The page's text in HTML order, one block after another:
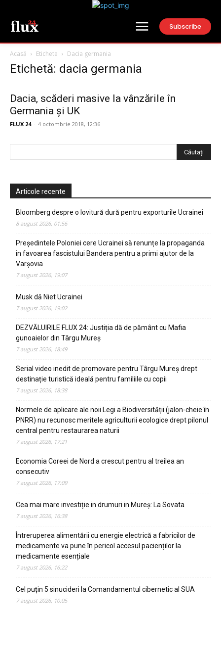
Subscribe
Acasă Etichete Dacia germania
Etichetă: dacia germania
Dacia, scăderi masive la vânzările în
Germania și UK
FLUX 24 - 4 octombrie 2018, 12:36
Articole recente
Bloomberg despre o lovitură dură pentru exporturile Ucrainei
8 august 2026, 01:56
Președintele Poloniei cere Ucrainei să renunțe la propaganda
in favoarea fascistului Bandera pentru a primi ajutor de la
Varșovia
7 august 2026, 19:07
Musk dă Niet Ucrainei
7 august 2026, 19:02
DEZVĂLUIRILE FLUX 24: Justiția dă de pământ cu Mafia
gunoaielor din Târgu Mureș
7 august 2026, 18:49
Serial video inedit de promovare pentru Târgu Mureș drept
destinație turistică ideală pentru familiile cu copii
7 august 2026, 18:38
Normele de aplicare ale noii Legi a Biodiversității (jalon-cheie în
PNRR) nu recunosc meritele agriculturii ecologice drept pilonul
central pentru restaurarea naturii
7 august 2026, 17:21
Economia Coreei de Nord a crescut pentru al treilea an
consecutiv
7 august 2026, 17:09
Cea mai mare investiție in drumuri in Mureș: La Sovata
7 august 2026, 16:38
Întreruperea alimentării cu energie electrică a fabricilor de
medicamente va pune în pericol accesul pacienților la
medicamente esențiale
7 august 2026, 16:22
Cel puțin 5 sinucideri la Comandamentul cibernetic al SUA
7 august 2026, 10:05